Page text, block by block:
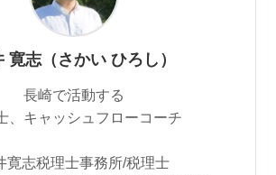
寛志（さかい ひろし）
長崎で活動する
、キャッシュフローコーチ
寛志税理士事務所/税理士